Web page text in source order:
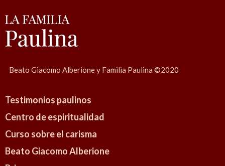
l
g
l
i
Beato Giacomo Alberione y Familia Paulina ©2020
Testimonios paulinos
Centro de espiritualidad
Curso sobre el carisma
Beato Giacomo Alberione